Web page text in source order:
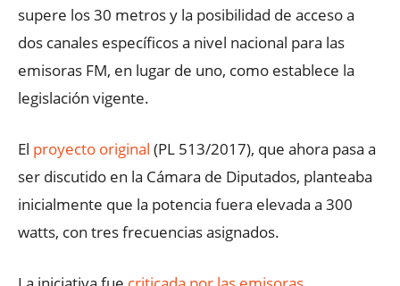
supere los 30 metros y la posibilidad de acceso a
dos canales específicos a nivel nacional para las
emisoras FM, en lugar de uno, como establece la
legislación vigente.
El proyecto original (PL 513/2017), que ahora pasa a
ser discutido en la Cámara de Diputados, planteaba
inicialmente que la potencia fuera elevada a 300
watts, con tres frecuencias asignados.